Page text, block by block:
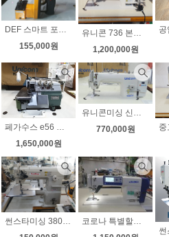
DEF 스마트 포대미싱 GK9-890 신상 가벼움 튼튼함
155,000원
유니콘 736 본봉공업용미싱 자동감속기부착 커텐 부직포 이불 상태최상
1,200,000원
페가수스 e56 곡침오버록 고속 인타록 날라리 손수건 스카프 기타 상태 아주좋아요
1,650,000원
유니콘미싱 신제품 다이렉트 내장형 반자동 공업용미싱 515D 모터직결형이라 벨트가없어 소음 진동 확실히 조용합니다 노루발8가지 전국무료배송 고급재단가위 증정
770,000원
썬스타미싱 380 타프미싱 소가마용 평판테이블 스텐 끼우고 나사하나만 조여주면 흔들림없이 완벽